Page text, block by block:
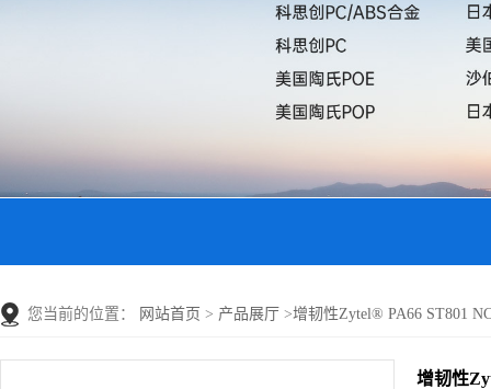
您当前的位置： 网站首页 > 产品展厅 >增韧性Zytel® PA66 ST801
增韧性